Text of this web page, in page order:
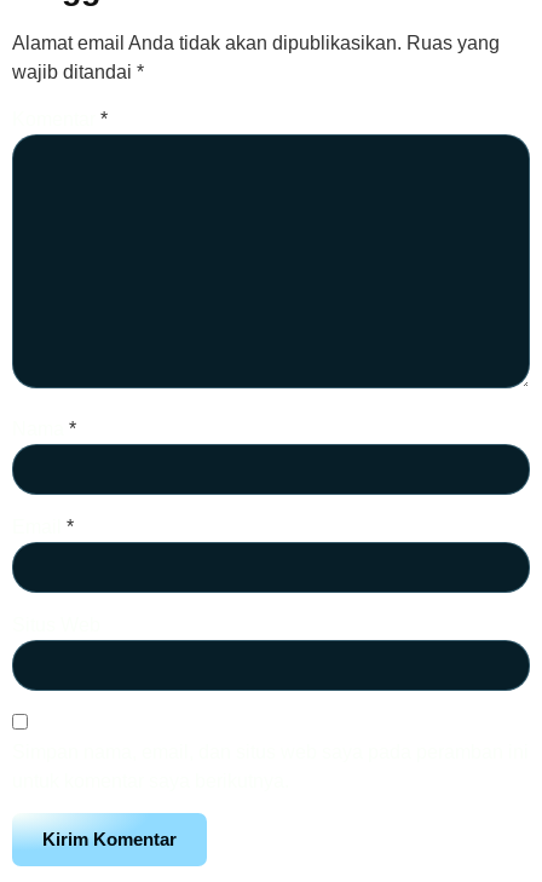
Alamat email Anda tidak akan dipublikasikan. Ruas yang
wajib ditandai *
*
*
*